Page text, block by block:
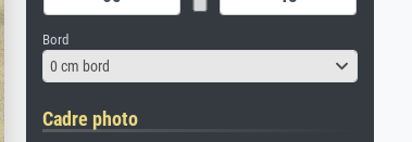
Bord
0 cm bord
Cadre photo